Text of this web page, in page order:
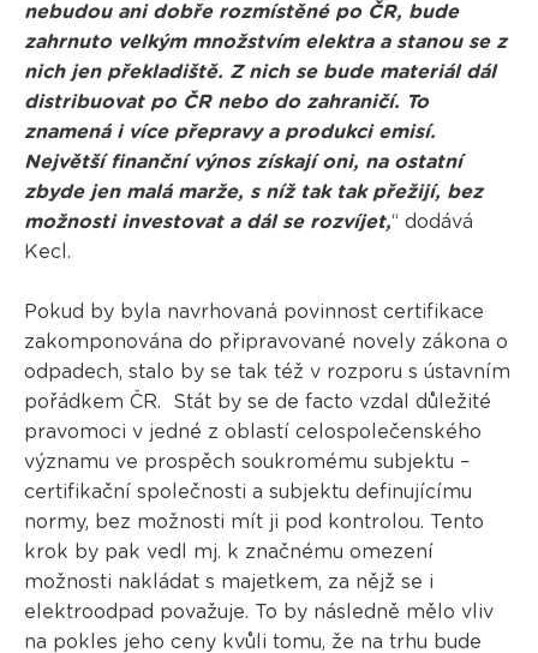
nebudou ani dobře rozmístěné po ČR, bude
zahrnuto velkým množstvím elektra a stanou se z
nich jen překladiště. Z nich se bude materiál dál
distribuovat po ČR nebo do zahraničí. To
znamená i více přepravy a produkci emisí.
Největší finanční výnos získají oni, na ostatní
zbyde jen malá marže, s níž tak tak přežijí, bez
možnosti investovat a dál se rozvíjet,“ dodává
Kecl.
Pokud by byla navrhovaná povinnost certifikace
zakomponována do připravované novely zákona o
odpadech, stalo by se tak též v rozporu s ústavním
pořádkem ČR. Stát by se de facto vzdal důležité
pravomoci v jedné z oblastí celospolečenského
významu ve prospěch soukromému subjektu –
certifikační společnosti a subjektu definujícímu
normy, bez možnosti mít ji pod kontrolou. Tento
krok by pak vedl mj. k značnému omezení
možnosti nakládat s majetkem, za nějž se i
elektroodpad považuje. To by následně mělo vliv
na pokles jeho ceny kvůli tomu, že na trhu bude